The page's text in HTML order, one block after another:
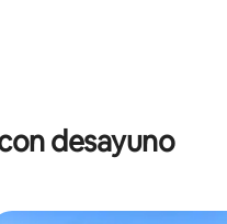
5 de 5; 29
desayuno